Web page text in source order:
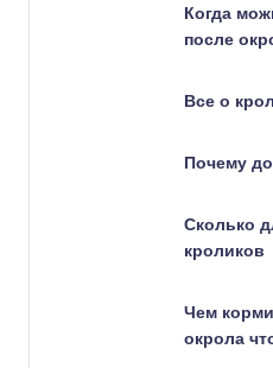
Когда
после
Все о
Почему
Сколько
кроликов
Чем
окрола